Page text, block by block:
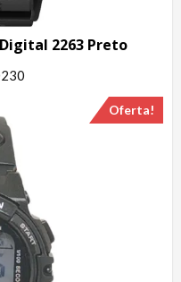
2263 Preto
Oferta!